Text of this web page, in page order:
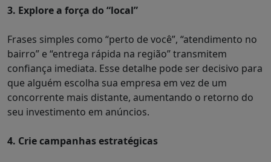
3. Explore a força do “local”
Frases simples como “perto de você”, “atendimento no
bairro” e “entrega rápida na região” transmitem
confiança imediata. Esse detalhe pode ser decisivo para
que alguém escolha sua empresa em vez de um
concorrente mais distante, aumentando o retorno do
seu investimento em anúncios.
4. Crie campanhas estratégicas